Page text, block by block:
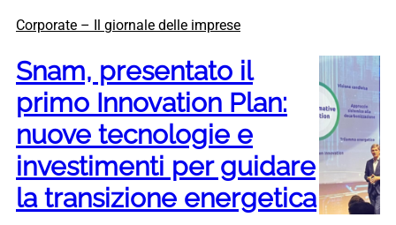
Corporate – Il giornale delle imprese
Snam, presentato il
primo Innovation Plan:
nuove tecnologie e
investimenti per guidare
la transizione energetica